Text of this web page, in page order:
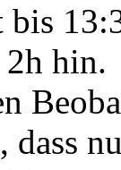
hin.
dass